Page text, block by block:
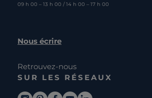
09 h 00 – 13 h 00 / 14 h 00 – 17 h 00
Nous écrire
Retrouvez-nous
SUR LES RÉSEAUX